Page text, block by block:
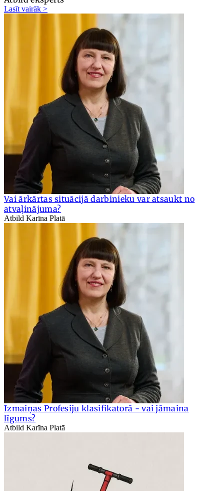
Lasīt vairāk >
Vai ārkārtas situācijā darbinieku var atsaukt no
atvaļinājuma?
Atbild Karīna Platā
Izmaiņas Profesiju klasifikatorā - vai jāmaina
līgums?
Atbild Karīna Platā